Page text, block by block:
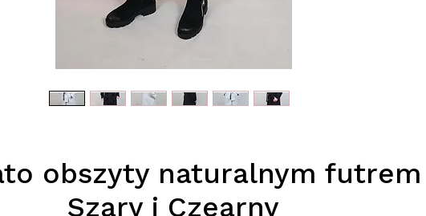
obszyty naturalnym
Szary i Czearny